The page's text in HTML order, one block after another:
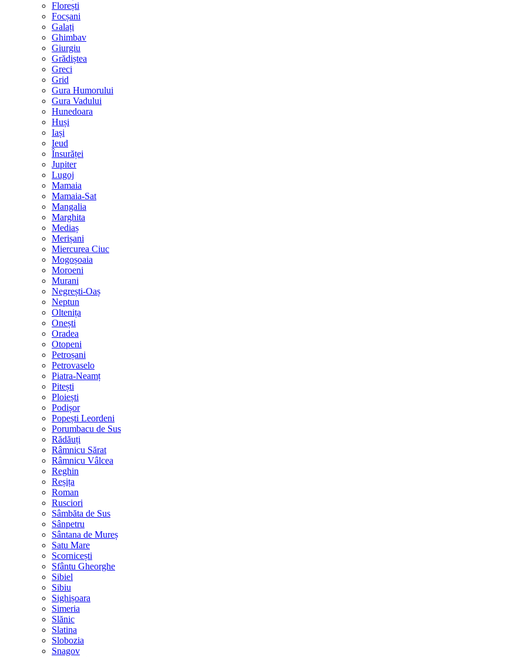
Florești
Focșani
Galați
Ghimbav
Giurgiu
Grădiștea
Greci
Grid
Gura Humorului
Gura Vadului
Hunedoara
Huși
Iași
Ieud
Însurăței
Jupiter
Lugoj
Mamaia
Mamaia-Sat
Mangalia
Marghita
Mediaș
Merișani
Miercurea Ciuc
Mogoșoaia
Moroeni
Murani
Negrești-Oaș
Neptun
Oltenița
Onești
Oradea
Otopeni
Petroșani
Petrovaselo
Piatra-Neamț
Pitești
Ploiești
Podișor
Popești Leordeni
Porumbacu de Sus
Rădăuți
Râmnicu Sărat
Râmnicu Vâlcea
Reghin
Reșița
Roman
Rusciori
Sâmbăta de Sus
Sânpetru
Sântana de Mureș
Satu Mare
Scornicești
Sfântu Gheorghe
Sibiel
Sibiu
Sighișoara
Simeria
Slănic
Slatina
Slobozia
Snagov